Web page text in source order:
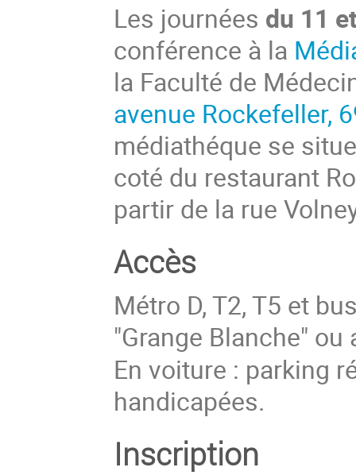
Les journées du 11
conférence à la
la Faculté de
avenue Rockefeller,
médiathéque se
coté du restaurant
partir de la rue
Accès
Métro D, T2, T5 et
"Grange Blanche"
En voiture : parking
handicapées.
Inscription